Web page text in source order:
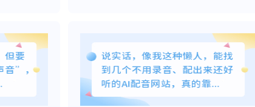
在你只需要一个微信小程序，就能把文字一
键...